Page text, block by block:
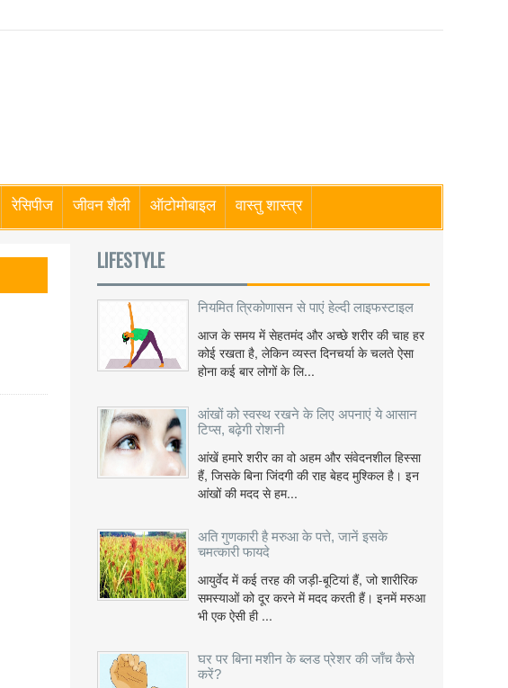
रेसिपीज जीवन शैली ऑटोमोबाइल वास्तु शास्त्र
LIFESTYLE
नियमित त्रिकोणासन से पाएं हेल्दी लाइफस्टाइल
आज के समय में सेहतमंद और अच्छे शरीर की चाह हर
कोई रखता है, लेकिन व्यस्त दिनचर्या के चलते ऐसा
होना कई बार लोगों के लि...
आंखों को स्वस्थ रखने के लिए अपनाएं ये आसान
टिप्स, बढ़ेगी रोशनी
आंखें हमारे शरीर का वो अहम और संवेदनशील हिस्सा
हैं, जिसके बिना जिंदगी की राह बेहद मुश्किल है। इन
आंखों की मदद से हम...
अति गुणकारी है मरुआ के पत्ते, जानें इसके
चमत्कारी फायदे
आयुर्वेद में कई तरह की जड़ी-बूटियां हैं, जो शारीरिक
समस्याओं को दूर करने में मदद करती हैं। इनमें मरुआ
भी एक ऐसी ही ...
घर पर बिना मशीन के ब्लड प्रेशर की जाँच कैसे
करें?